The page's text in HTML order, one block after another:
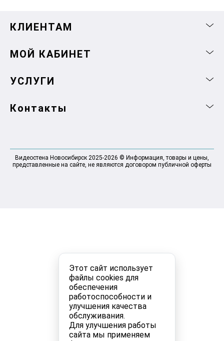
Этот сайт использует
файлы cookies для
обеспечения
работоспособности и
улучшения качества
обслуживания.
Для улучшения работы
сайта мы применяем
КЛИЕНТАМ
МОЙ КАБИНЕТ
УСЛУГИ
Контакты
Видеостена Новосибирск 2025-2026 © Информация, товары и цены,
представленные на сайте, не являются договором публичной оферты